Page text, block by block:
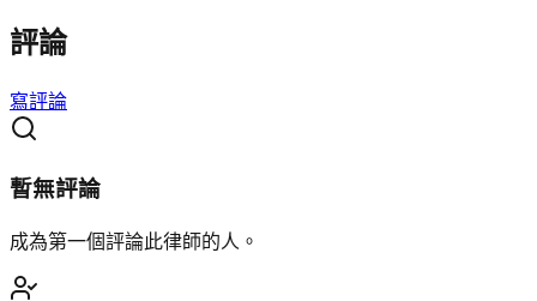
評論
寫評論
暫無評論
成為第一個評論此律師的人。